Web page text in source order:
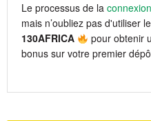
Le processus de la
mais n’oubliez pas d'utiliser le
130AFRICA
pour obtenir
bonus sur votre premier